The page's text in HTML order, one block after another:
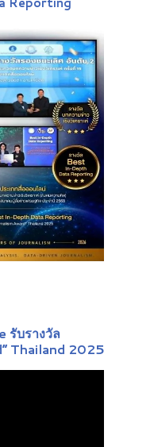
รับรางวัล
Thailand 2025